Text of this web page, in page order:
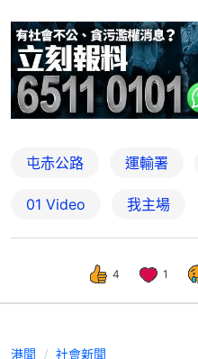
屯赤公路 運輸署
01 Video 我主場
4 1
港聞 社會新聞